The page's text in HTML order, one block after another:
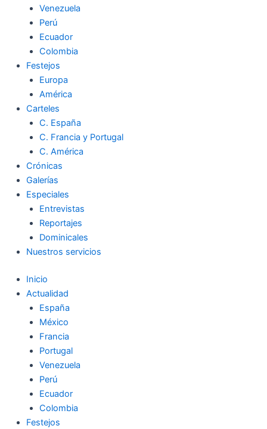
Venezuela
Perú
Ecuador
Colombia
Festejos
Europa
América
Carteles
C. España
C. Francia y Portugal
C. América
Crónicas
Galerías
Especiales
Entrevistas
Reportajes
Dominicales
Nuestros servicios
Inicio
Actualidad
España
México
Francia
Portugal
Venezuela
Perú
Ecuador
Colombia
Festejos